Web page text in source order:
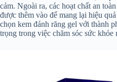
cảm. Ngoài ra, các hoạt chất an
được thêm vào để mang lại hiệu
chọn kem đánh răng gel với thành
trọng trong việc chăm sóc sức khỏe